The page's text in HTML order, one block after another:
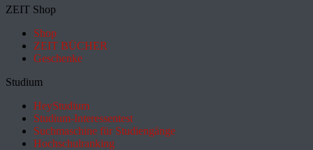
ZEIT Shop
Shop
ZEIT BÜCHER
Geschenke
Studium
HeyStudium
Studium-Interessentest
Suchmaschine für Studiengänge
Hochschulranking